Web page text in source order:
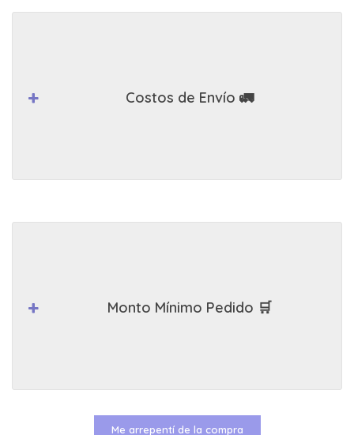
Costos de Envío 🚛
Monto Mínimo Pedido 🛒
Me arrepentí de la compra